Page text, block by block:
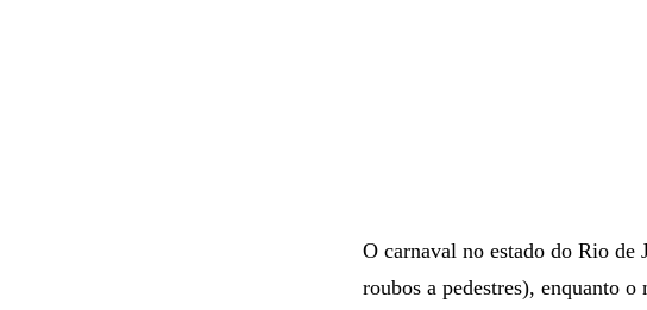
O carnaval no estado do Rio de
roubos a pedestres), enquanto